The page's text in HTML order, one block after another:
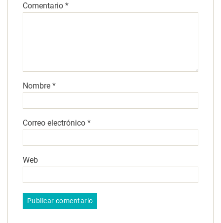
Comentario *
Nombre *
Correo electrónico *
Web